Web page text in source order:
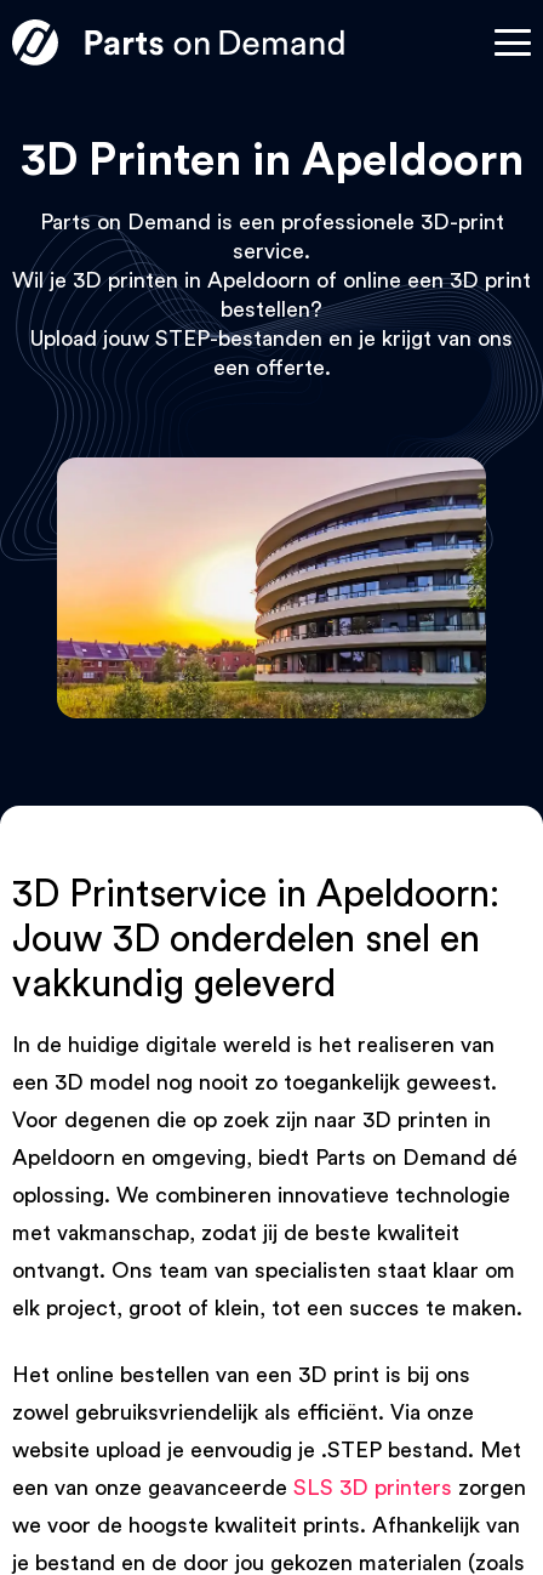
3D Printen in Apeldoorn
Parts on Demand is een professionele 3D-print
service.
Wil je 3D printen in Apeldoorn of online een 3D print
bestellen?
Upload jouw STEP-bestanden en je krijgt van ons
een offerte.
3D Printservice in Apeldoorn:
Jouw 3D onderdelen snel en
vakkundig geleverd
In de huidige digitale wereld is het realiseren van
een 3D model nog nooit zo toegankelijk geweest.
Voor degenen die op zoek zijn naar 3D printen in
Apeldoorn en omgeving, biedt Parts on Demand dé
oplossing. We combineren innovatieve technologie
met vakmanschap, zodat jij de beste kwaliteit
ontvangt. Ons team van specialisten staat klaar om
elk project, groot of klein, tot een succes te maken.
Het online bestellen van een 3D print is bij ons
zowel gebruiksvriendelijk als efficiënt. Via onze
website upload je eenvoudig je .STEP bestand. Met
een van onze geavanceerde SLS 3D printers zorgen
we voor de hoogste kwaliteit prints. Afhankelijk van
je bestand en de door jou gekozen materialen (zoals